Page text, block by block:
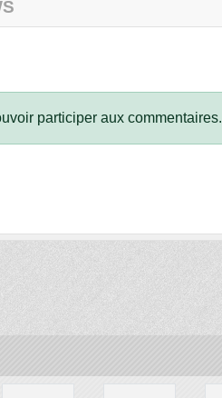
participer aux commentaires.